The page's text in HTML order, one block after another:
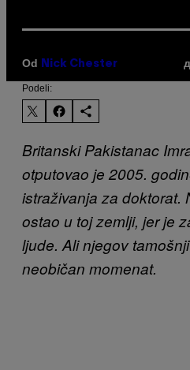
Od Nick Chester
Podeli:
Britanski Pakistanac
otputovao je 2005.
istraživanja za doktorat.
ostao u toj zemlji, jer je
ljude. Ali njegov
neobičan momenat.